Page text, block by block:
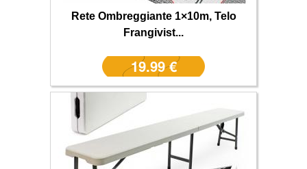
Rete Ombreggiante 1×10m, Telo
Frangivist...
19.99 €